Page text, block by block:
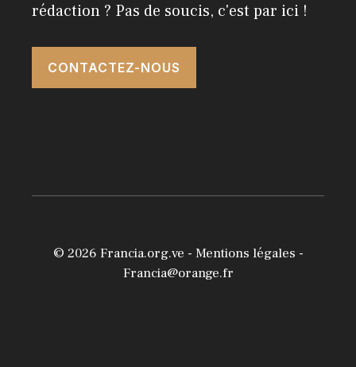
rédaction ? Pas de soucis, c'est par ici !
CONTACTEZ-NOUS
© 2026 Francia.org.ve - Mentions légales -
Francia@orange.fr